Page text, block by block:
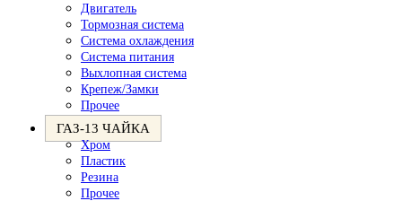
Двигатель
Тормозная система
Система охлаждения
Система питания
Выхлопная система
Крепеж/Замки
Прочее
ГАЗ-13 ЧАЙКА
Хром
Пластик
Резина
Прочее